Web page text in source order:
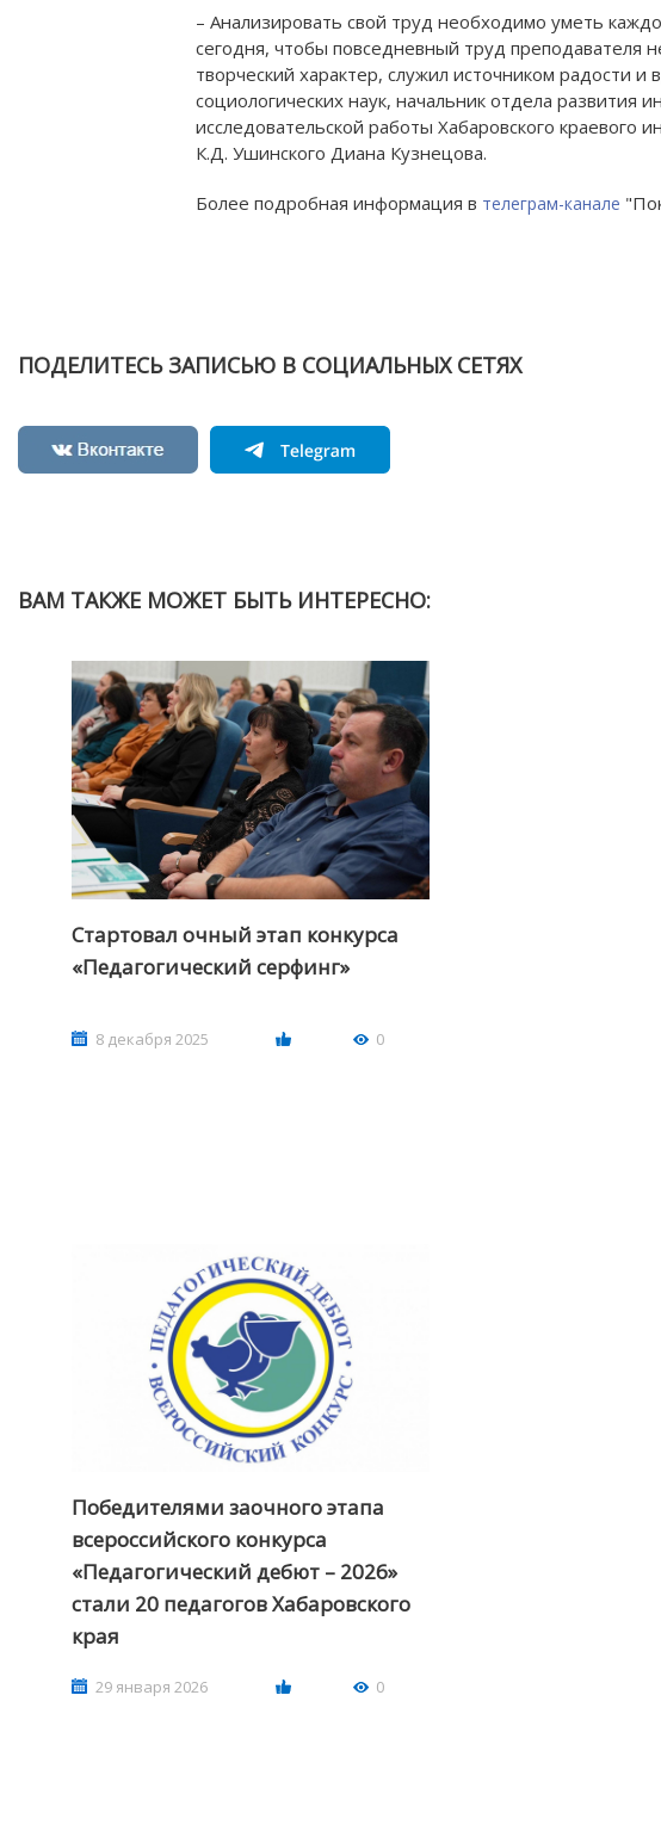
Официальный
– Анализировать свой труд необходимо уметь
сегодня, чтобы повседневный труд преподавателя
творческий характер, служил источником радости и
социологических наук, начальник отдела развития
исследовательской работы Хабаровского краевого
К.Д. Ушинского Диана Кузнецова.
Более подробная информация в телеграм-канале
ПОДЕЛИТЕСЬ ЗАПИСЬЮ В СОЦИАЛЬНЫХ СЕТЯХ
ВАМ ТАКЖЕ МОЖЕТ БЫТЬ ИНТЕРЕСНО:
Стартовал очный этап конкурса
«Педагогический серфинг»
8 декабря 2025 0
Победителями заочного этапа
всероссийского конкурса
«Педагогический дебют – 2026»
стали 20 педагогов Хабаровского
края
29 января 2026 0